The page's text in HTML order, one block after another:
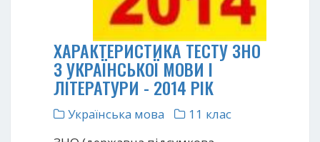
ХАРАКТЕРИСТИКА ТЕСТУ ЗНО
З УКРАЇНСЬКОЇ МОВИ І
ЛІТЕРАТУРИ - 2014 РІК
Українська мова
11 клас